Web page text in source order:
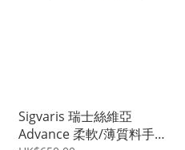
Sigvaris 瑞士絲維亞
Advance 柔軟/薄質料手袖